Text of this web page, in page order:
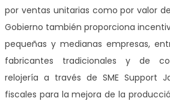
por ventas unitarias como por valor
Gobierno también proporciona
pequeñas y medianas empresas,
fabricantes tradicionales y de
relojería a través de SME Support
fiscales para la mejora de la